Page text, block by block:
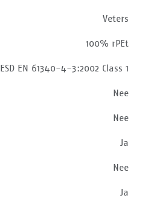
Veters
100% rPEt
ESD EN 61340-4-3:2002 Class 1
Nee
Nee
Ja
Nee
Ja